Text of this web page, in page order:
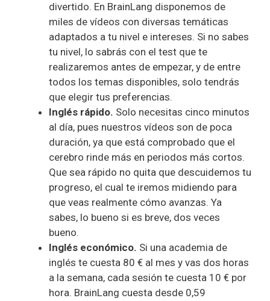
divertido. En BrainLang disponemos de
miles de vídeos con diversas temáticas
adaptados a tu nivel e intereses. Si no sabes
tu nivel, lo sabrás con el test que te
realizaremos antes de empezar, y de entre
todos los temas disponibles, solo tendrás
que elegir tus preferencias.
Inglés rápido. Solo necesitas cinco minutos
al día, pues nuestros vídeos son de poca
duración, ya que está comprobado que el
cerebro rinde más en periodos más cortos.
Que sea rápido no quita que descuidemos tu
progreso, el cual te iremos midiendo para
que veas realmente cómo avanzas. Ya
sabes, lo bueno si es breve, dos veces
bueno.
Inglés económico. Si una academia de
inglés te cuesta 80 € al mes y vas dos horas
a la semana, cada sesión te cuesta 10 € por
hora. BrainLang cuesta desde 0,59